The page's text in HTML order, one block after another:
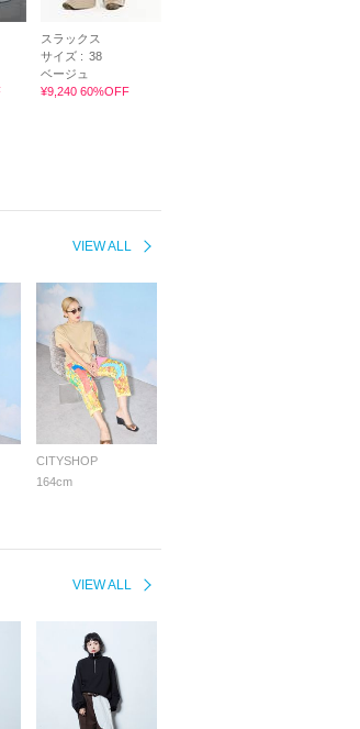
スラックス
サイズ : 38
ベージュ
¥9,240 60%OFF
VIEW ALL
CITYSHOP
164cm
VIEW ALL